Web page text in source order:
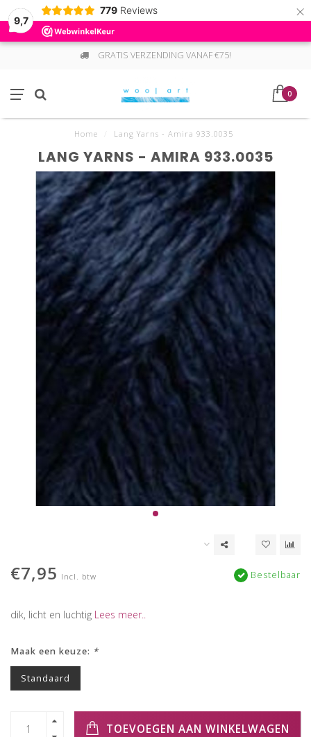
9,7
779 Reviews ×
GRATIS VERZENDING VANAF €75!
0
Home Lang Yarns - Amira 933.0035
LANG YARNS - AMIRA 933.0035
€7,95 Incl. btw Bestelbaar
dik, licht en luchtig Lees meer..
Maak een keuze: *
Standaard
TOEVOEGEN AAN WINKELWAGEN